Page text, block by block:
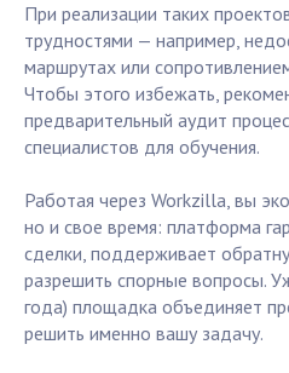
При реализации таких
трудностями — например,
маршрутах или
Чтобы этого избежать,
предварительный аудит
специалистов для обучения.
Работая через Workzilla, вы
но и свое время: платформа
сделки, поддерживает
разрешить спорные вопросы.
года) площадка объединяет
решить именно вашу задачу.